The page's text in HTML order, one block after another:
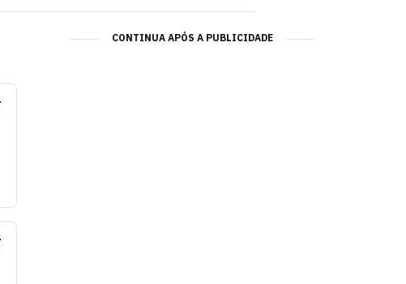
CONTINUA APÓS A PUBLICIDADE